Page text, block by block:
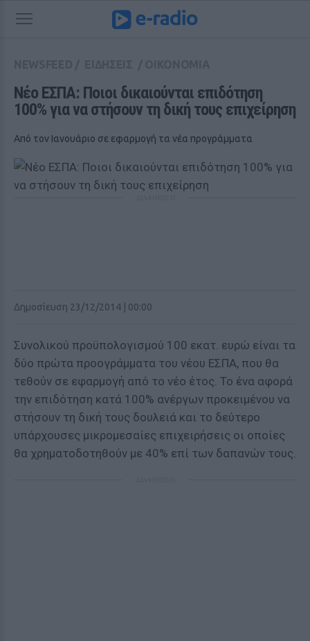
Νέο ΕΣΠΑ: Ποιοι δικαιούνται επιδότηση
100% για να στήσουν τη δική τους επιχείρηση
Από τον Ιανουάριο σε εφαρμογή τα νέα προγράμματα
Δημοσίευση 23/12/2014 | 00:00
Συνολικού προϋπολογισμού 100 εκατ. ευρώ είναι τα
δύο πρώτα προογράμματα του νέου ΕΣΠΑ, που θα
τεθούν σε εφαρμογή από το νέο έτος. Το ένα αφορά
την επιδότηση κατά 100% ανέργων προκειμένου να
στήσουν τη δική τους δουλειά και το δεύτερο
υπάρχουσες μικρομεσαίες επιχειρήσεις οι οποίες
θα χρηματοδοτηθούν με 40% επί των δαπανών τους.